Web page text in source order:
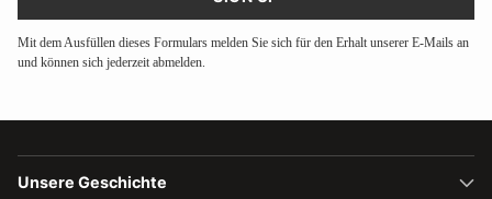
Mit dem Ausfüllen dieses Formulars melden Sie sich für den Erhalt unserer E-Mails an
und können sich jederzeit abmelden.
Unsere Geschichte